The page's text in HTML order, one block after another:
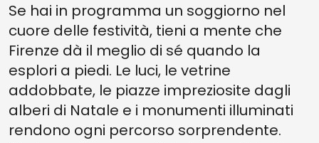
Se hai in programma un soggiorno nel
cuore delle festività, tieni a mente che
Firenze dà il meglio di sé quando la
esplori a piedi. Le luci, le vetrine
addobbate, le piazze impreziosite dagli
alberi di Natale e i monumenti illuminati
rendono ogni percorso sorprendente.